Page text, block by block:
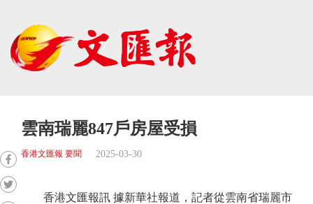
雲南瑞麗847戶房屋受損
香港文匯報 要聞 2025-03-30
香港文匯報訊 據新華社報道，記者從雲南省瑞麗市